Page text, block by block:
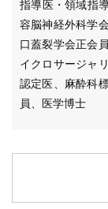
指導医・領域指
容脳神経外科学
口蓋裂学会正会
イクロサージャ
認定医、麻酔科
員、医学博士